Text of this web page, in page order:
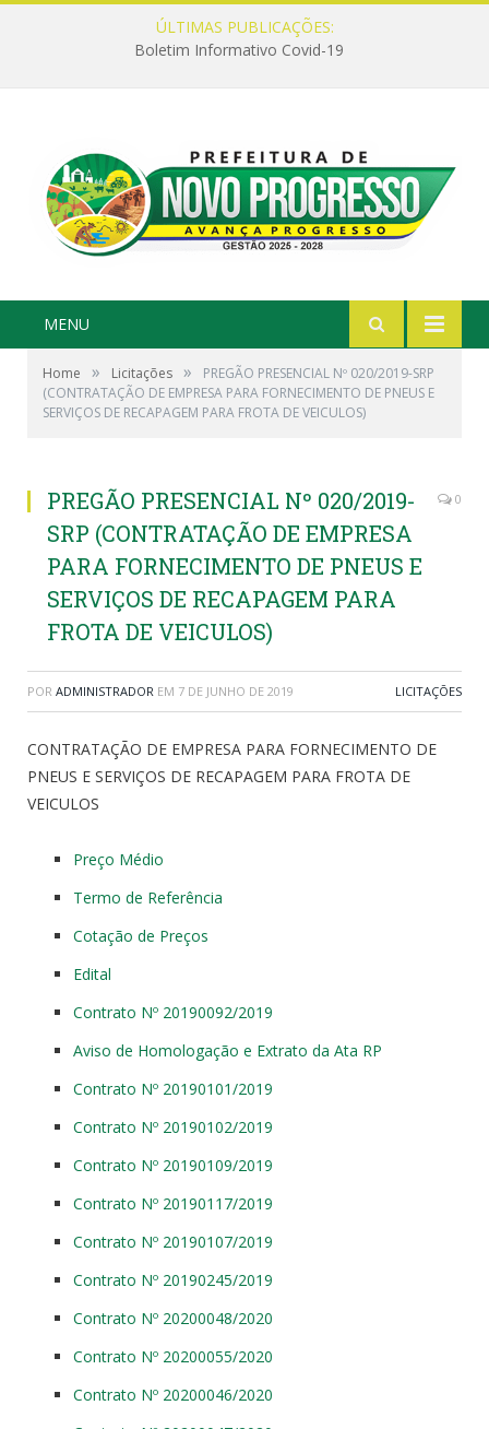
ÚLTIMAS PUBLICAÇÕES:
Boletim Informativo Covid-19
MENU
Home » Licitações »
PREGÃO PRESENCIAL Nº 020/2019-SRP
(CONTRATAÇÃO DE EMPRESA PARA FORNECIMENTO DE PNEUS E
SERVIÇOS DE RECAPAGEM PARA FROTA DE VEICULOS)
PREGÃO PRESENCIAL Nº 020/2019-
SRP (CONTRATAÇÃO DE EMPRESA
PARA FORNECIMENTO DE PNEUS E
SERVIÇOS DE RECAPAGEM PARA
FROTA DE VEICULOS)
0
POR ADMINISTRADOR EM 7 DE JUNHO DE 2019 LICITAÇÕES
CONTRATAÇÃO DE EMPRESA PARA FORNECIMENTO DE
PNEUS E SERVIÇOS DE RECAPAGEM PARA FROTA DE
VEICULOS
Preço Médio
Termo de Referência
Cotação de Preços
Edital
Contrato Nº 20190092/2019
Aviso de Homologação e Extrato da Ata RP
Contrato Nº 20190101/2019
Contrato Nº 20190102/2019
Contrato Nº 20190109/2019
Contrato Nº 20190117/2019
Contrato Nº 20190107/2019
Contrato Nº 20190245/2019
Contrato Nº 20200048/2020
Contrato Nº 20200055/2020
Contrato Nº 20200046/2020